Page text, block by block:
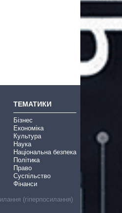
ТЕМАТИКИ
Бізнес
Економіка
Культура
Наука
Національна безпека
Політика
Право
Суспільство
Фінанси
(гіперпосилання)